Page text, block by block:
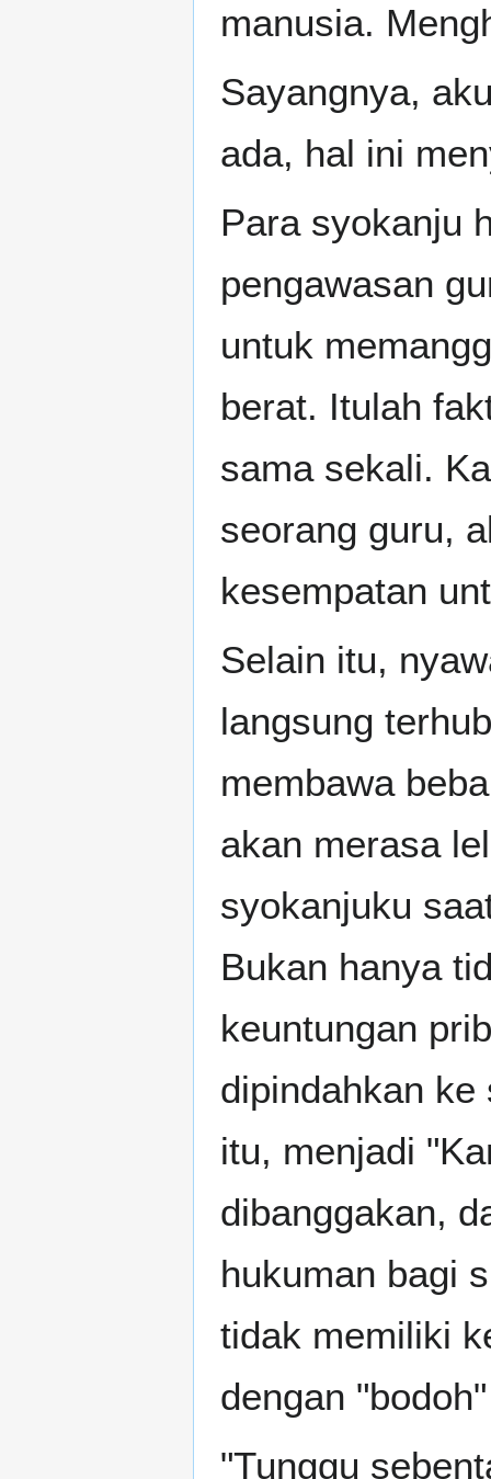
manusia.
Sayangnya,
ada, hal ini
Para syokanju
pengawasan
untuk
berat. Itulah
sama sekali.
seorang guru,
kesempatan
Selain itu,
langsung
membawa
akan merasa
syokanjuku
Bukan hanya
keuntungan
dipindahkan
itu, menjadi
dibanggakan,
hukuman bagi
tidak memiliki
dengan "bodoh"
"Tunggu